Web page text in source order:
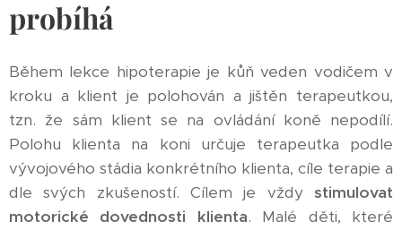
probíhá
Během lekce hipoterapie je kůň veden vodičem v
kroku a klient je polohován a jištěn terapeutkou,
tzn. že sám klient se na ovládání koně nepodílí.
Polohu klienta na koni určuje terapeutka podle
vývojového stádia konkrétního klienta, cíle terapie a
dle svých zkušeností. Cílem je vždy stimulovat
motorické dovednosti klienta. Malé děti, které